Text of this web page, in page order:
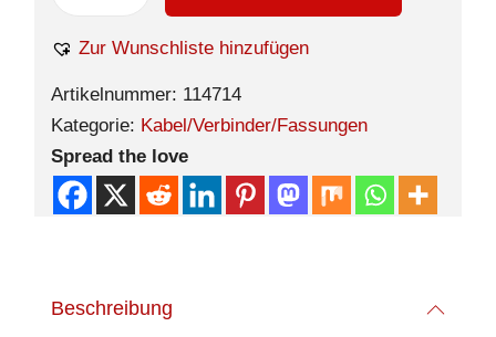
Zur Wunschliste hinzufügen
Artikelnummer: 114714
Kategorie: Kabel/Verbinder/Fassungen
Spread the love
Beschreibung